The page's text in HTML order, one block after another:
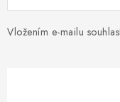
Vložením e-mailu